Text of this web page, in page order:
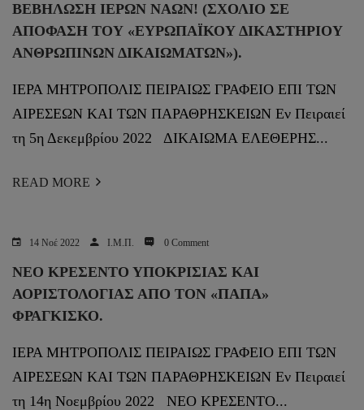
ΒΕΒΗΛΩΣΗ ΙΕΡΩΝ ΝΑΩΝ! (ΣΧΌΛΙΟ ΣΕ
ΑΠΌΦΑΣΗ ΤΟΥ «ΕΥΡΩΠΑΪΚΟΎ ΔΙΚΑΣΤΗΡΊΟΥ
ΑΝΘΡΩΠΊΝΩΝ ΔΙΚΑΙΩΜΆΤΩΝ»).
ΙΕΡΑ ΜΗΤΡΟΠΟΛΙΣ ΠΕΙΡΑΙΩΣ ΓΡΑΦΕΙΟ ΕΠΙ ΤΩΝ
ΑΙΡΕΣΕΩΝ ΚΑΙ ΤΩΝ ΠΑΡΑΘΡΗΣΚΕΙΩΝ Εν Πειραιεί
τη 5η Δεκεμβρίου 2022 ΔΙΚΑΙΩΜΑ ΕΛΕΘΕΡΗΣ...
READ MORE
14 Νοέ 2022 Ι.Μ.Π. 0 Comment
ΝΕΟ ΚΡΕΣΕΝΤΟ ΥΠΟΚΡΙΣΙΑΣ ΚΑΙ
ΑΟΡΙΣΤΟΛΟΓΙΑΣ ΑΠΟ ΤΟΝ «ΠΑΠΑ»
ΦΡΑΓΚΙΣΚΟ.
ΙΕΡΑ ΜΗΤΡΟΠΟΛΙΣ ΠΕΙΡΑΙΩΣ ΓΡΑΦΕΙΟ ΕΠΙ ΤΩΝ
ΑΙΡΕΣΕΩΝ ΚΑΙ ΤΩΝ ΠΑΡΑΘΡΗΣΚΕΙΩΝ Εν Πειραιεί
τη 14η Νοεμβρίου 2022 ΝΕΟ ΚΡΕΣΕΝΤΟ...